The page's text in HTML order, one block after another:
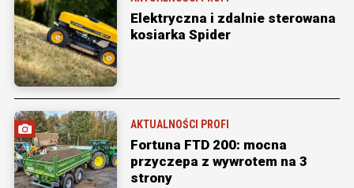
Elektryczna i zdalnie sterowana
kosiarka Spider
AKTUALNOŚCI PROFI
Fortuna FTD 200: mocna
przyczepa z wywrotem na 3
strony